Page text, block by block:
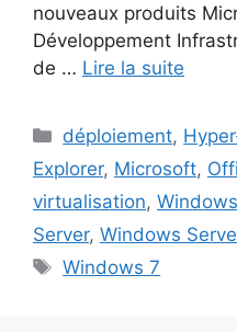
nouveaux produits
Développement
de … Lire la suite
Catégories
déploiement,
Explorer, Microsoft,
virtualisation,
Server, Windows
Étiquettes
Windows 7